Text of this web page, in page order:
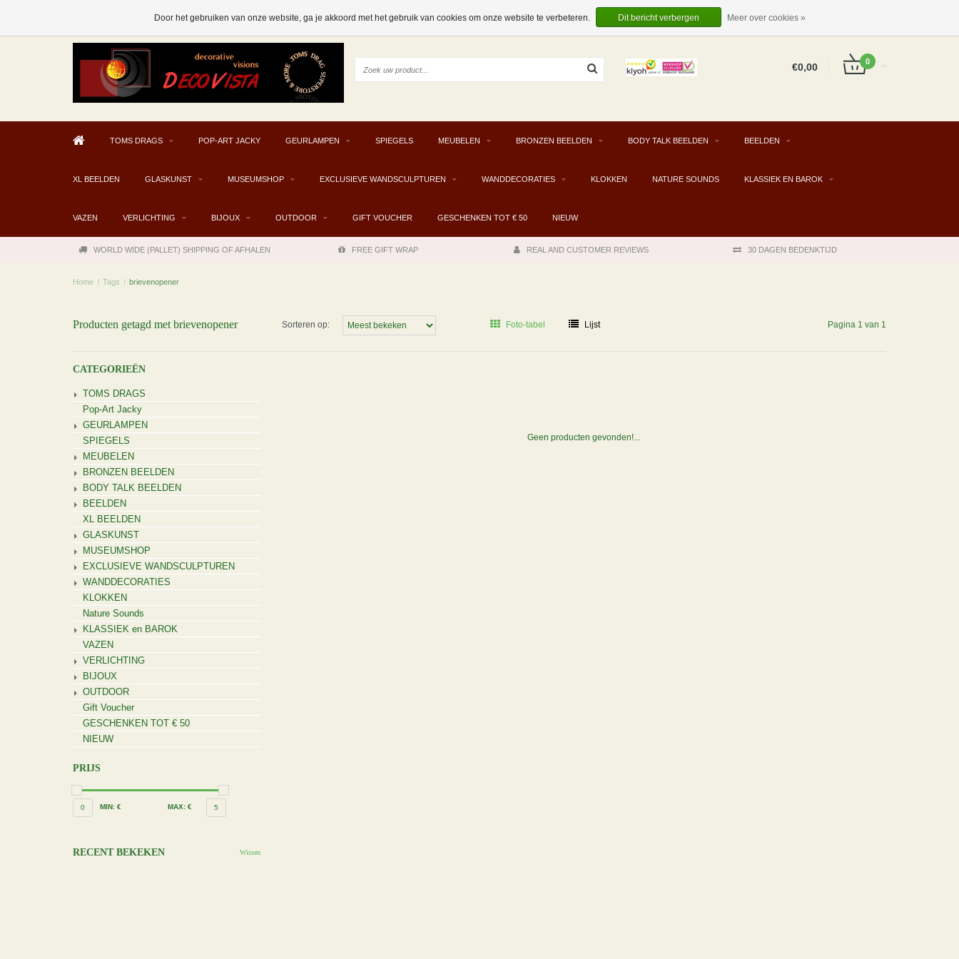
INLOGGEN
EUR
€0,00 0
TOMS DRAGS POP-ART JACKY GEURLAMPEN SPIEGELS MEUBELEN BRONZEN BEELDEN BODY TALK BEELDEN BEELDEN
XL BEELDEN GLASKUNST MUSEUMSHOP EXCLUSIEVE WANDSCULPTUREN WANDDECORATIES KLOKKEN NATURE SOUNDS KLASSIEK EN BAROK
VAZEN VERLICHTING BIJOUX OUTDOOR GIFT VOUCHER GESCHENKEN TOT € 50 NIEUW
WORLD WIDE (PALLET) SHIPPING OF AFHALEN FREE GIFT WRAP REAL AND CUSTOMER REVIEWS 30 DAGEN BEDENKTIJD
Home / Tags / brievenopener
Producten getagd met brievenopener Sorteren op: Foto-tabel Lijst Pagina 1 van 1
CATEGORIEËN
TOMS DRAGS
Pop-Art Jacky
GEURLAMPEN
SPIEGELS
MEUBELEN
BRONZEN BEELDEN
BODY TALK BEELDEN
BEELDEN
XL BEELDEN
GLASKUNST
MUSEUMSHOP
EXCLUSIEVE WANDSCULPTUREN
WANDDECORATIES
KLOKKEN
Nature Sounds
KLASSIEK en BAROK
VAZEN
VERLICHTING
BIJOUX
OUTDOOR
Gift Voucher
GESCHENKEN TOT € 50
NIEUW
PRIJS
0 MIN: € MAX: € 5
RECENT BEKEKEN Wissen
Geen producten gevonden!...
Door het gebruiken van onze website, ga je akkoord met het gebruik van cookies om onze website te verbeteren. Dit bericht verbergen Meer over cookies »